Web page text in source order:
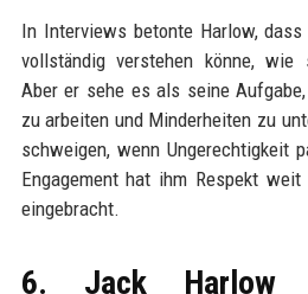
In Interviews betonte Harlow,
vollständig verstehen könne,
Aber er sehe es als seine
zu arbeiten und Minderheiten zu
schweigen, wenn Ungerechtigkeit
Engagement hat ihm Respekt
eingebracht.
6. Jack Harlow